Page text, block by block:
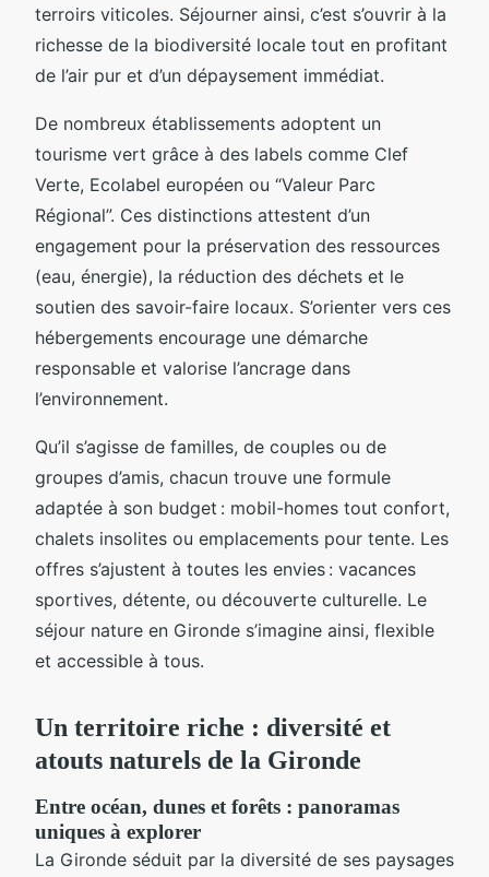
terroirs viticoles. Séjourner ainsi, c’est s’ouvrir à la
richesse de la biodiversité locale tout en profitant
de l’air pur et d’un dépaysement immédiat.
De nombreux établissements adoptent un
tourisme vert grâce à des labels comme Clef
Verte, Ecolabel européen ou “Valeur Parc
Régional”. Ces distinctions attestent d’un
engagement pour la préservation des ressources
(eau, énergie), la réduction des déchets et le
soutien des savoir-faire locaux. S’orienter vers ces
hébergements encourage une démarche
responsable et valorise l’ancrage dans
l’environnement.
Qu’il s’agisse de familles, de couples ou de
groupes d’amis, chacun trouve une formule
adaptée à son budget : mobil-homes tout confort,
chalets insolites ou emplacements pour tente. Les
offres s’ajustent à toutes les envies : vacances
sportives, détente, ou découverte culturelle. Le
séjour nature en Gironde s’imagine ainsi, flexible
et accessible à tous.
Un territoire riche : diversité et
atouts naturels de la Gironde
Entre océan, dunes et forêts : panoramas
uniques à explorer
La Gironde séduit par la diversité de ses paysages